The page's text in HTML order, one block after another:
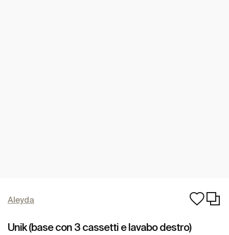
Aleyda
Unik (base con 3 cassetti e lavabo destro)